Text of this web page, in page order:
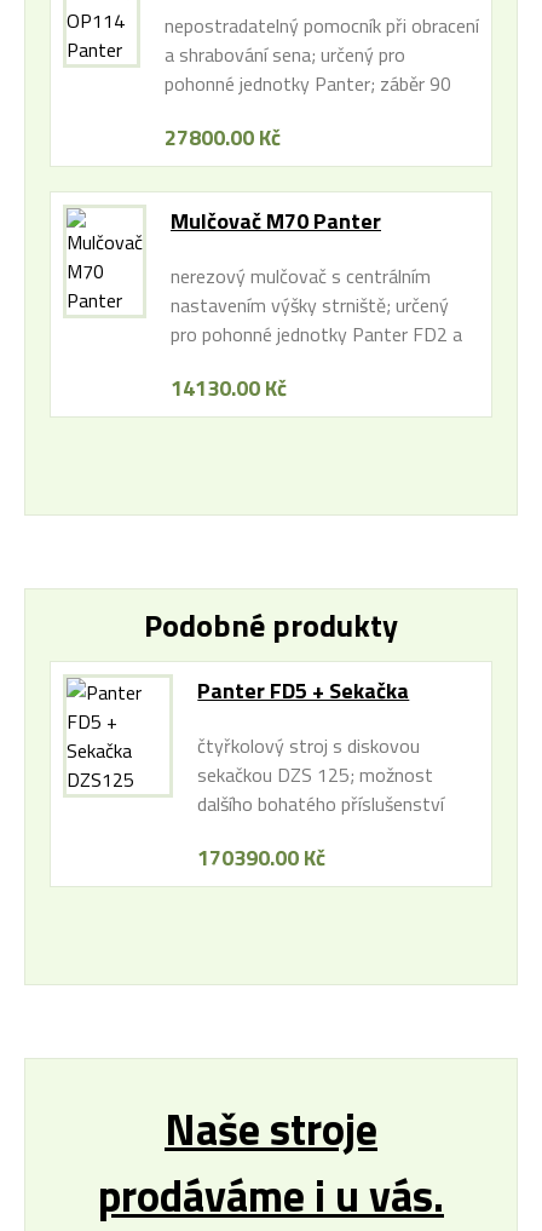
nepostradatelný pomocník při obracení
a shrabování sena; určený pro
pohonné jednotky Panter; záběr 90
27800.00 Kč
Mulčovač M70 Panter
nerezový mulčovač s centrálním
nastavením výšky strniště; určený
pro pohonné jednotky Panter FD2 a
průjezdná šířka 955mm
14130.00 Kč
Podobné produkty
Panter FD5 + Sekačka
čtyřkolový stroj s diskovou
sekačkou DZS 125; možnost
dalšího bohatého příslušenství
170390.00 Kč
Naše stroje
prodáváme i u vás.